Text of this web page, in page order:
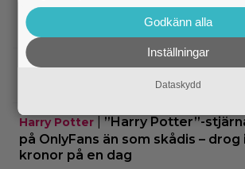
TV-spel |50 Cent producerar tv-
”Payday”-spelen
Klassiker|Älskade klassikern från
Prime Video – 8,1 på IMDb
Harry Potter
”Harry Potter”-
på OnlyFans än som skådis –
kronor på en dag
Godkänn alla
Inställningar
Dataskydd